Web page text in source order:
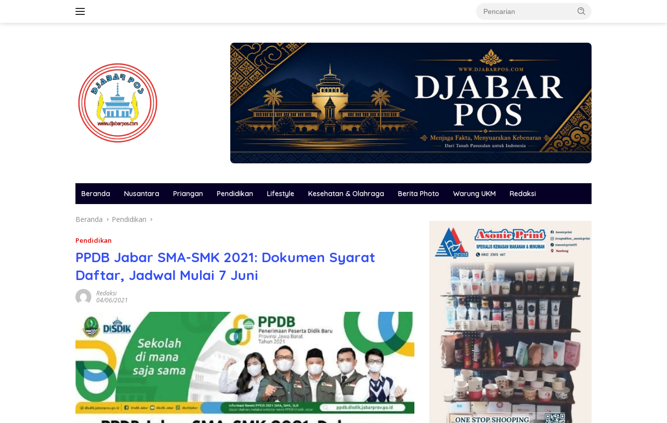
Beranda Nusantara Priangan Pendidikan Lifestyle Kesehatan & Olahraga Berita Photo Warung UKM Redaksi
Beranda Pendidikan
Pendidikan
PPDB Jabar SMA-SMK 2021: Dokumen Syarat
Daftar, Jadwal Mulai 7 Juni
Redaksi
04/06/2021